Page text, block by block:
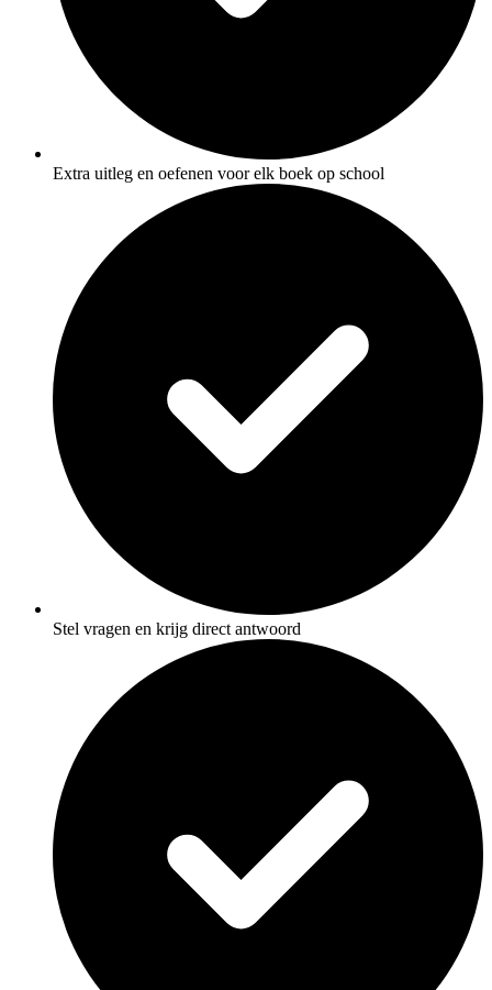
Extra uitleg en oefenen voor elk boek op school
Stel vragen en krijg direct antwoord